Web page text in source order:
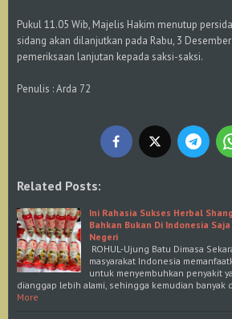
Pukul 11.05 Wib, Majelis Hakim menutup
sidang akan dilanjutkan pada Rabu, 3
pemeriksaan lanjutan kepada saksi-saksi.
Penulis : Arda 72
Related Posts:
Ini Rahasia Sukses Herbal
Bahkan Bukan Di Indonesia
Negeri
ROHUL-Ujung Batu Dimasa
masyarakat Indonesia
untuk menyembuhkan penyakit
dianggap lebih alami, sehingga kemudian banyak
More